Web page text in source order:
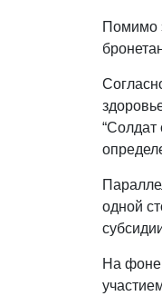
Помимо
“Солдат
одной
На фоне